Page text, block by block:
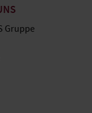
Gruppe